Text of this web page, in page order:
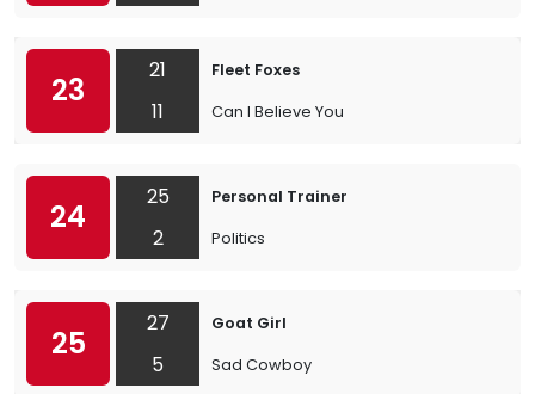
23
21
11
Fleet Foxes
Can I Believe You
24
25
2
Personal Trainer
Politics
25
27
5
Goat Girl
Sad Cowboy